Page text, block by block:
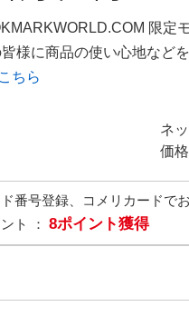
限定
様に商品の使い心地など
ちら
ネ
価
番号登録、コメリカードで
ト ： 8ポイント獲得